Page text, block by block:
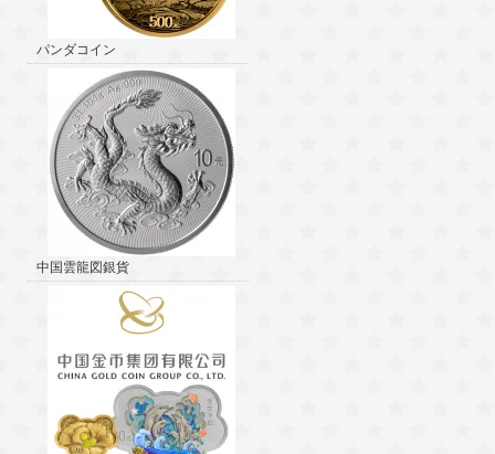
パンダコイン
中国雲龍図銀貨